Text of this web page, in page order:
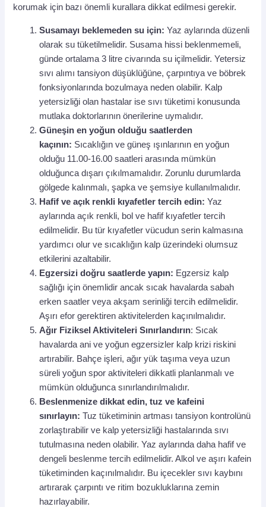
korumak için bazı önemli kurallara dikkat edilmesi gerekir.
Susamayı beklemeden su için:Yaz aylarında düzenli
olarak su tüketilmelidir. Susama hissi beklenmemeli,
günde ortalama 3 litre civarında su içilmelidir. Yetersiz
sıvı alımı tansiyon düşüklüğüne, çarpıntıya ve böbrek
fonksiyonlarında bozulmaya neden olabilir. Kalp
yetersizliği olan hastalar ise sıvı tüketimi konusunda
mutlaka doktorlarının önerilerine uymalıdır.
Güneşin en yoğun olduğu saatlerden
kaçının: Sıcaklığın ve güneş ışınlarının en yoğun
olduğu 11.00-16.00 saatleri arasında mümkün
olduğunca dışarı çıkılmamalıdır. Zorunlu durumlarda
gölgede kalınmalı, şapka ve şemsiye kullanılmalıdır.
Hafif ve açık renkli kıyafetler tercih edin:Yaz
aylarında açık renkli, bol ve hafif kıyafetler tercih
edilmelidir. Bu tür kıyafetler vücudun serin kalmasına
yardımcı olur ve sıcaklığın kalp üzerindeki olumsuz
etkilerini azaltabilir.
Egzersizi doğru saatlerde yapın: Egzersiz kalp
sağlığı için önemlidir ancak sıcak havalarda sabah
erken saatler veya akşam serinliği tercih edilmelidir.
Aşırı efor gerektiren aktivitelerden kaçınılmalıdır.
Ağır Fiziksel Aktiviteleri Sınırlandırın: Sıcak
havalarda ani ve yoğun egzersizler kalp krizi riskini
artırabilir. Bahçe işleri, ağır yük taşıma veya uzun
süreli yoğun spor aktiviteleri dikkatli planlanmalı ve
mümkün olduğunca sınırlandırılmalıdır.
Beslenmenize dikkat edin, tuz ve kafeini
sınırlayın:Tuz tüketiminin artması tansiyon kontrolünü
zorlaştırabilir ve kalp yetersizliği hastalarında sıvı
tutulmasına neden olabilir. Yaz aylarında daha hafif ve
dengeli beslenme tercih edilmelidir. Alkol ve aşırı kafein
tüketiminden kaçınılmalıdır. Bu içecekler sıvı kaybını
artırarak çarpıntı ve ritim bozukluklarına zemin
hazırlayabilir.